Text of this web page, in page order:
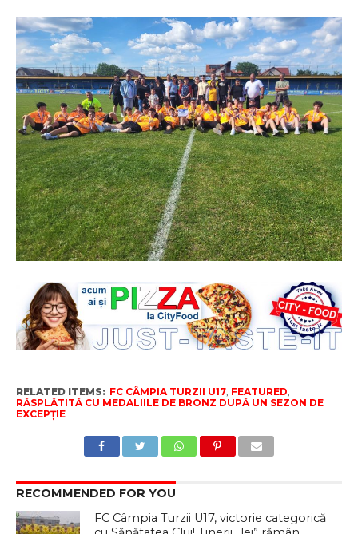
RELATED ITEMS: FC CÂMPIA TURZII U17, FEATURED,
RĂSPLĂTITĂ CU MEDALIILE DE BRONZ DUPĂ UN SEZON DE
EXCEPȚIE
RECOMMENDED FOR YOU
FC Câmpia Turzii U17, victorie categorică